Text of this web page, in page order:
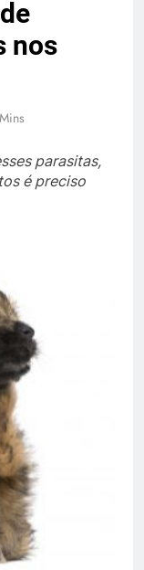
nos
parasitas,
é preciso